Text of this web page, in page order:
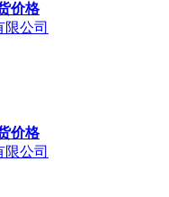
价格
公司
价格
公司